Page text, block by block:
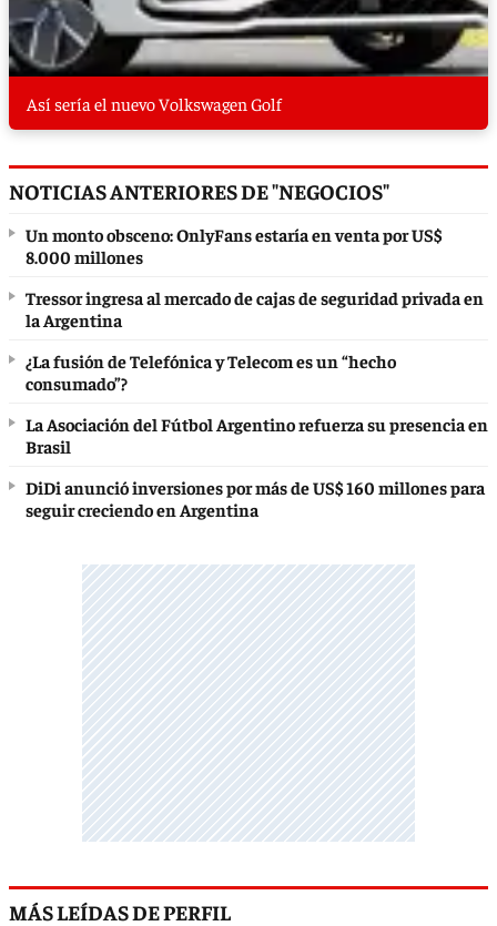
Así sería el nuevo Volkswagen Golf
NOTICIAS ANTERIORES DE "NEGOCIOS"
Un monto obsceno: OnlyFans estaría en venta por US$
8.000 millones
Tressor ingresa al mercado de cajas de seguridad privada en
la Argentina
¿La fusión de Telefónica y Telecom es un “hecho
consumado”?
La Asociación del Fútbol Argentino refuerza su presencia en
Brasil
DiDi anunció inversiones por más de US$ 160 millones para
seguir creciendo en Argentina
MÁS LEÍDAS DE PERFIL